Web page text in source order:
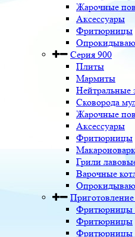
Жарочные
Аксессуары
Фритюрницы
Серия 900
Плиты
Мармиты
Нейтральные
Сковорода
Жарочные
Аксессуары
Фритюрницы
Грили
Варочные
Фритюрницы
Фритюрницы
Фритюрницы